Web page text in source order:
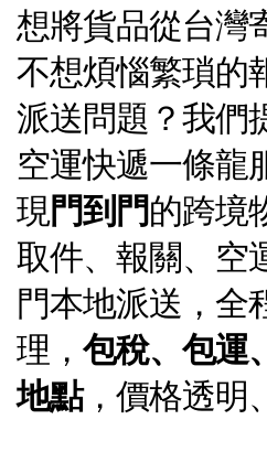
想將貨品從台灣
不想煩惱繁瑣的
派送問題？我們
空運快遞一條龍
現門到門的跨境
取件、報關、空
門本地派送，全
理， 包稅、包運
地點，價格透明